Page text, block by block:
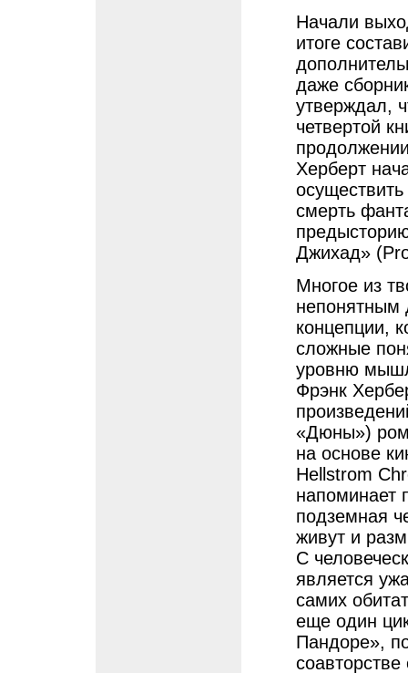
Начали
итоге
даже
утверждал,
четвертой
Херберт
смерть
Джихад»
Многое из
непонятным
концепции,
сложные
уровню
Фрэнк
«Дюны»)
на основе
Hellstrom
напоминает
подземная
живут и
С
является
самих
еще один
Пандоре»,